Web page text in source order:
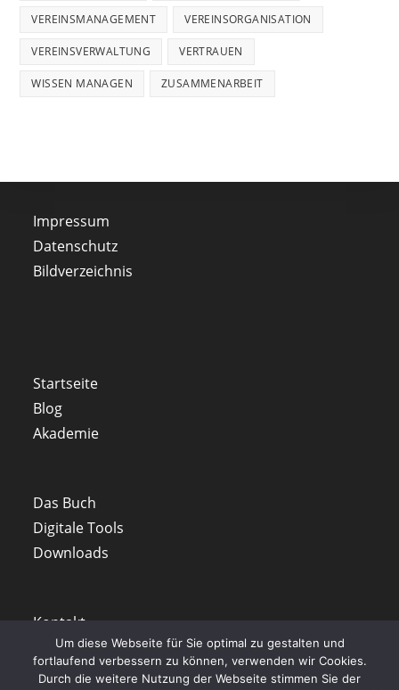
VEREINSMANAGEMENT VEREINSORGANISATION
VEREINSVERWALTUNG VERTRAUEN
WISSEN MANAGEN ZUSAMMENARBEIT
Impressum
Datenschutz
Bildverzeichnis
Startseite
Blog
Akademie
Das Buch
Digitale Tools
Downloads
Kontakt
Um diese Webseite für Sie optimal zu gestalten und
fortlaufend verbessern zu können, verwenden wir Cookies.
Durch die weitere Nutzung der Webseite stimmen Sie der